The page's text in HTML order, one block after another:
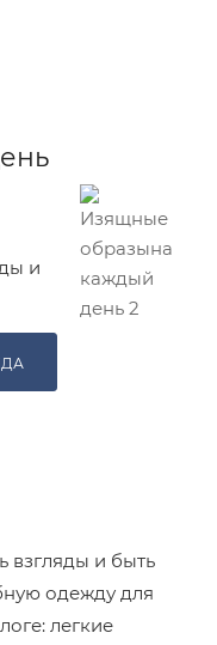
и
взгляды и быть
одежду для
легкие